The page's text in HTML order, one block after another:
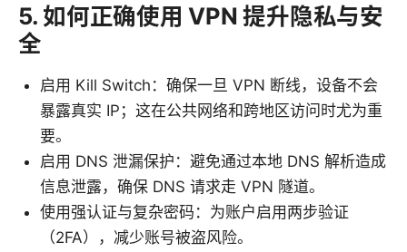
5. 如何正确使用 VPN 提升隐私与安
全
启用 Kill Switch：确保一旦 VPN 断线，设备不会
暴露真实 IP；这在公共网络和跨地区访问时尤为重
要。
启用 DNS 泄漏保护：避免通过本地 DNS 解析造成
信息泄露，确保 DNS 请求走 VPN 隧道。
使用强认证与复杂密码：为账户启用两步验证
（2FA），减少账号被盗风险。